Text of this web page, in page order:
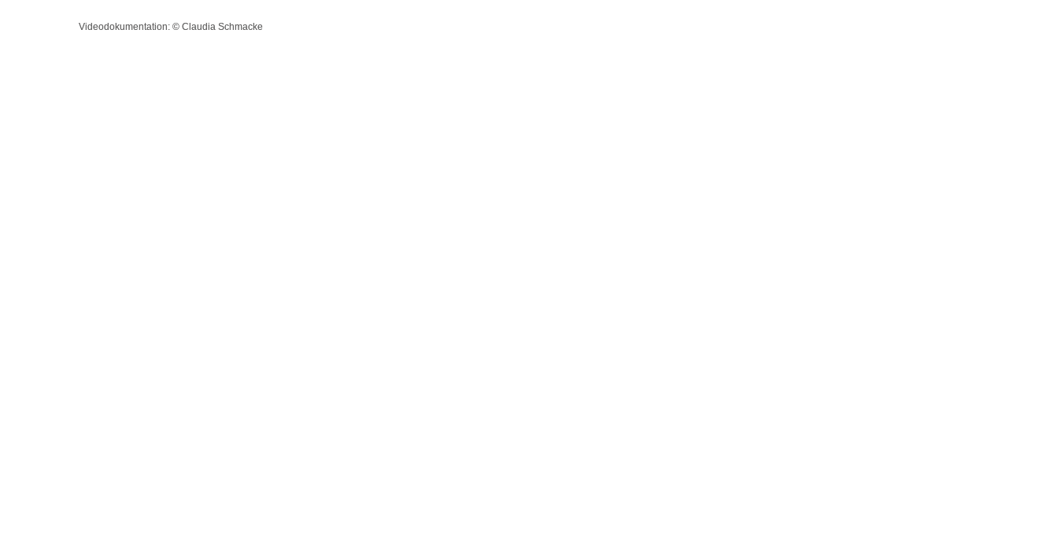
Videodokumentation: © Claudia Schmacke